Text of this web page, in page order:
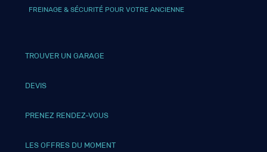
FREINAGE & SÉCURITÉ POUR VOTRE ANCIENNE
TROUVER UN GARAGE
DEVIS
PRENEZ RENDEZ-VOUS
LES OFFRES DU MOMENT